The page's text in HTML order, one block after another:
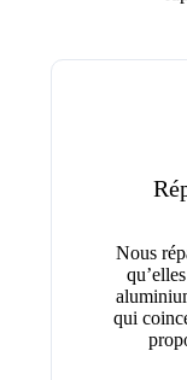
Nous
qui